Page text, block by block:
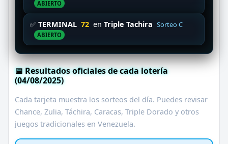
ABIERTO
✅ TERMINAL 72 en Triple Tachira Sorteo C
ABIERTO
📅 Resultados oficiales de cada lotería
(04/08/2025)
Cada tarjeta muestra los sorteos del día. Puedes revisar
Chance, Zulia, Táchira, Caracas, Triple Dorado y otros
juegos tradicionales en Venezuela.